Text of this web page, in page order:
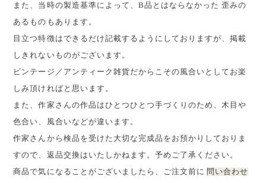
また、当時の製造基準によって、B品とはならなかった 歪みの
あるものもあります。
目立つ特徴はできるだけ記載するようにしておりますが、掲載
しきれないものがございます。
ビンテージ／アンティーク雑貨だからこその風合いとしてお楽
しみ頂ければと思います。
また、作家さんの作品はひとつひとつ手づくりのため、木目や
色合い、風合いなどが違います。
作家さんから検品を受けた大切な完成品をお預かりしておりま
すので、返品交換はいたしかねます。予めご了承ください。
商品で気になることがございましたら、ご注文前に 問い合わせ